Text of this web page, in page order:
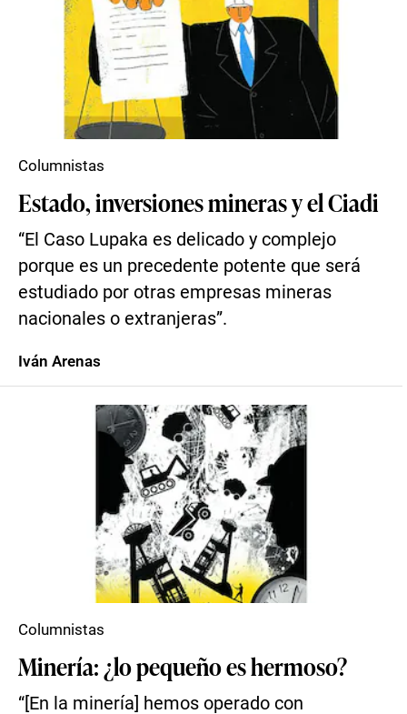
Estado, inversiones mineras y el Ciadi
“El Caso Lupaka es delicado y complejo
porque es un precedente potente que será
estudiado por otras empresas mineras
nacionales o extranjeras”.
Columnistas
Iván Arenas
Minería: ¿lo pequeño es hermoso?
“[En la minería] hemos operado con
Columnistas